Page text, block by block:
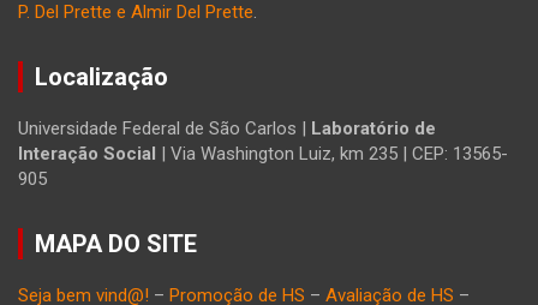
P. Del Prette e Almir Del Prette.
Localização
Universidade Federal de São Carlos |
Laboratório de
Interação Social
| Via Washington Luiz, km 235 | CEP: 13565-
905
MAPA DO SITE
Seja bem vind@! – Promoção de HS – Avaliação de HS –